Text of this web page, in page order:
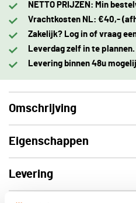
NETTO PRIJZEN: Min
Vrachtkosten NL: €40,-
Zakelijk? Log in of vraag
Leverdag zelf in te plannen.
Levering binnen 48u
Omschrijving
Eigenschappen
Levering